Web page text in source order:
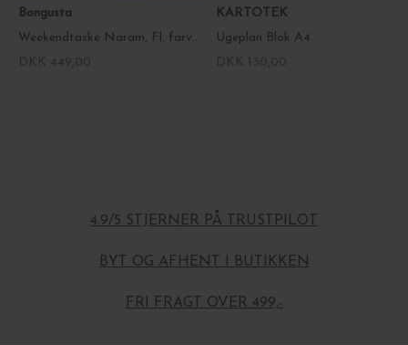
Bongusta
Weekendtaske Naram, Fl. farver
KARTOTEK
Ugeplan Blok A4
4.9/5 STJERNER PÅ TRUSTPILOT
BYT OG AFHENT I BUTIKKEN
FRI FRAGT OVER 499,-